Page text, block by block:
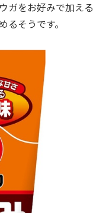
ガをお好みで加える
るそうです。